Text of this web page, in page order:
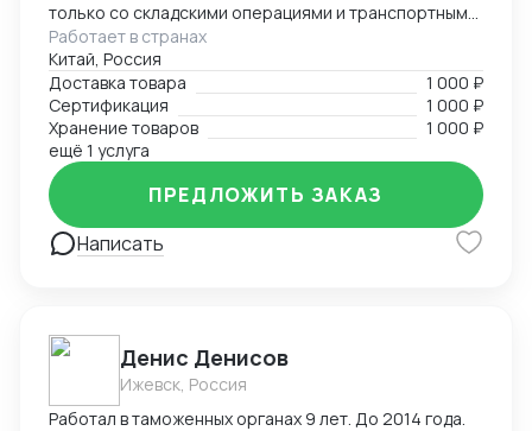
только со складскими операциями и транспортным
сопровождением. В нее также входит таможенное
оформление, помощь в заполнении необходимой
сопроводительной и разрешительной
документации.
Работает в странах
Китай, Россия
Доставка товара
1 000 ₽
Сертификация
1 000 ₽
Хранение товаров
1 000 ₽
ещё 1 услуга
Написать
ПРЕДЛОЖИТЬ ЗАКАЗ
Денис Денисов
Ижевск, Россия
Работал в таможенных органах 9 лет. До 2014 года.